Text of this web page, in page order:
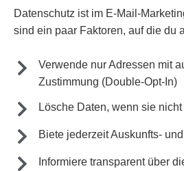
Datenschutz ist im E-Mail-
sind ein paar Faktoren, auf die du
Verwende nur Adressen mit
Zustimmung (Double-Opt-In)
Lösche Daten, wenn sie
Biete jederzeit Auskunfts-
Informiere transparent über